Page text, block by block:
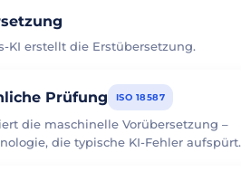
KI erstellt die Erstübersetzung.
Prüfung ISO 18587
die maschinelle Vorübersetzung –
die typische KI-Fehler aufspürt.